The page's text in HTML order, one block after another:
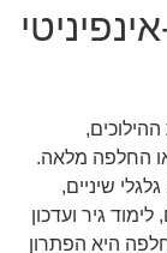
החלפה מלאה.
שיניים,
גיר ועדכון
היא הפתרון